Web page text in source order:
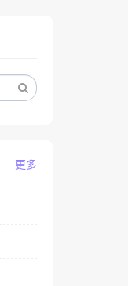
更多